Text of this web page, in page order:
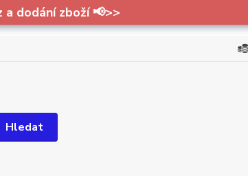
dodání zboží 📢>>
Hledat